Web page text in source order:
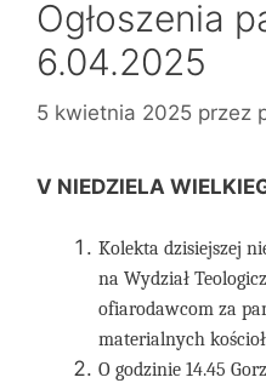
Ogłoszenia
6.04.2025
5 kwietnia 2025 przez
V NIEDZIELA
Kolekta dzisiejszej
na Wydział
ofiarodawcom za
materialnych
O godzinie 14.45